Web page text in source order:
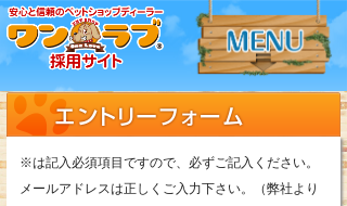
※は記入必須項目ですので、必ずご記入ください。
メールアドレスは正しくご入力下さい。（弊社より